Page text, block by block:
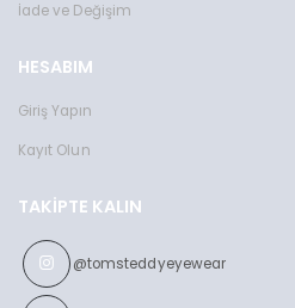
İade ve Değişim
HESABIM
Giriş Yapın
Kayıt Olun
TAKIPTE KALIN
@tomsteddyeyewear